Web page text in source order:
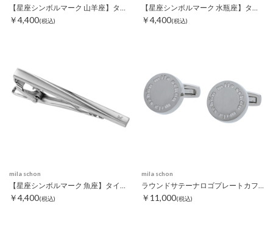
【星座シンボルマーク 山羊座】タイピン
￥4,400(税込)
【星座シンボルマーク 水瓶座】タイピン
￥4,400(税込)
mila schon
￥4,400(税込)
mila schon
￥11,000(税込)